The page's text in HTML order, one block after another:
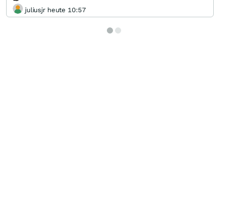
juliusjr heute 10:57